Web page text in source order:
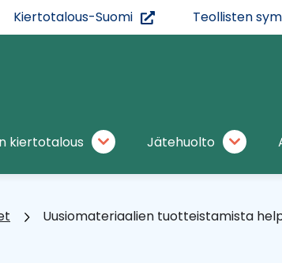
Kiertotalous-Suomi (siirryt
toiseen
Teollisten
kiertotalous
Materiaalien
Jätehuolto
Uusiomateriaalien tuotteistamista